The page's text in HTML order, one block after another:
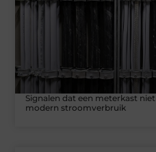
Signalen dat een meterkast
modern stroomverbruik